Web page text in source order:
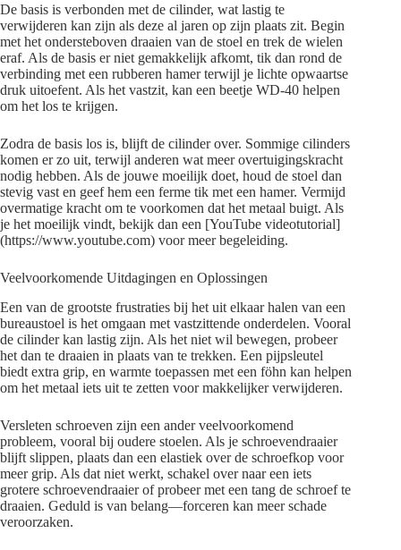
De basis is verbonden met de cilinder, wat lastig te
verwijderen kan zijn als deze al jaren op zijn plaats zit. Begin
met het ondersteboven draaien van de stoel en trek de wielen
eraf. Als de basis er niet gemakkelijk afkomt, tik dan rond de
verbinding met een rubberen hamer terwijl je lichte opwaartse
druk uitoefent. Als het vastzit, kan een beetje WD-40 helpen
om het los te krijgen.
Zodra de basis los is, blijft de cilinder over. Sommige cilinders
komen er zo uit, terwijl anderen wat meer overtuigingskracht
nodig hebben. Als de jouwe moeilijk doet, houd de stoel dan
stevig vast en geef hem een ferme tik met een hamer. Vermijd
overmatige kracht om te voorkomen dat het metaal buigt. Als
je het moeilijk vindt, bekijk dan een [YouTube videotutorial]
(https://www.youtube.com) voor meer begeleiding.
Veelvoorkomende Uitdagingen en Oplossingen
Een van de grootste frustraties bij het uit elkaar halen van een
bureaustoel is het omgaan met vastzittende onderdelen. Vooral
de cilinder kan lastig zijn. Als het niet wil bewegen, probeer
het dan te draaien in plaats van te trekken. Een pijpsleutel
biedt extra grip, en warmte toepassen met een föhn kan helpen
om het metaal iets uit te zetten voor makkelijker verwijderen.
Versleten schroeven zijn een ander veelvoorkomend
probleem, vooral bij oudere stoelen. Als je schroevendraaier
blijft slippen, plaats dan een elastiek over de schroefkop voor
meer grip. Als dat niet werkt, schakel over naar een iets
grotere schroevendraaier of probeer met een tang de schroef te
draaien. Geduld is van belang—forceren kan meer schade
veroorzaken.